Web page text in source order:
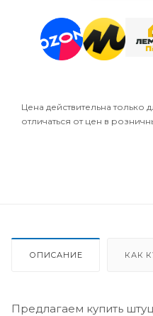
Цена действительна только
отличаться от цен в
ОПИСАНИЕ КАК
Предлагаем купить